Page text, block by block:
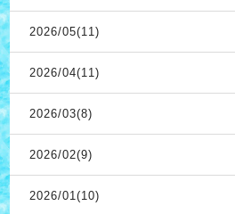
2026/05(11)
2026/04(11)
2026/03(8)
2026/02(9)
2026/01(10)